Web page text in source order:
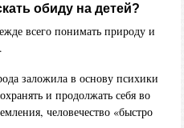
обиду на детей?
всего понимать природу и
заложила в основу психики
и продолжать себя во
человечество «быстро